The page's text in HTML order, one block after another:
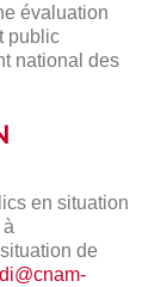
évaluation
public
national des
en situation
de